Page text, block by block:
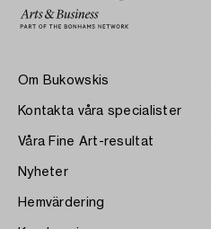
Om Bukowskis
Kontakta våra specialister
Våra Fine Art-resultat
Nyheter
Hemvärdering